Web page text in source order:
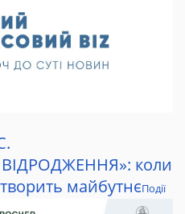
коли
творить майбутнєПодії